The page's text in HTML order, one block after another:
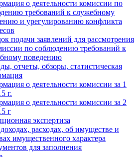
о деятельности комиссии по
требований к служебному
и урегулированию конфликта
подачи заявлений для рассмотрения
по соблюдению требований к
поведению
отчеты, обзоры, статистическая
о деятельности комиссии за 1
г.
о деятельности комиссии за 2
г
экспертиза
расходах, об имуществе и
имущественного характера
для заполнения